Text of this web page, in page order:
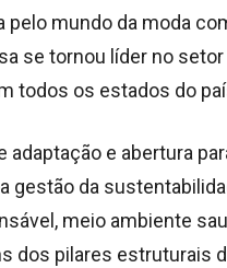
pelo mundo da moda
se tornou líder no
todos os estados do
e abertura
gestão da
meio ambiente
dos pilares estruturais